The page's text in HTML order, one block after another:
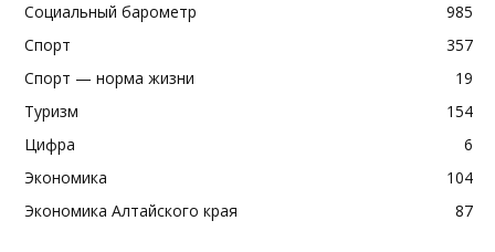
Социальный барометр
985
Спорт
357
Спорт — норма жизни
19
Туризм
154
Цифра
6
Экономика
104
Экономика Алтайского края
87